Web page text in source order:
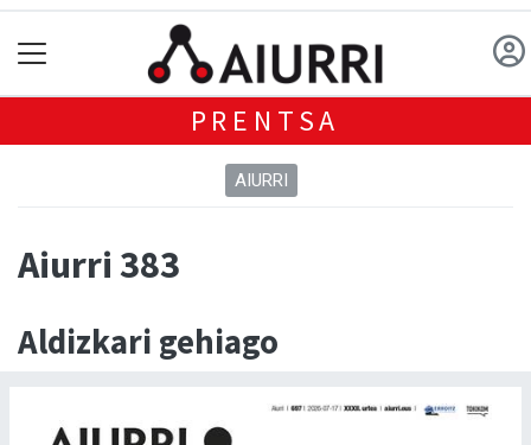
PRENTSA
AIURRI
Aiurri 383
Aldizkari gehiago